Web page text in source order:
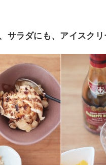
サラダにも、アイスクリ